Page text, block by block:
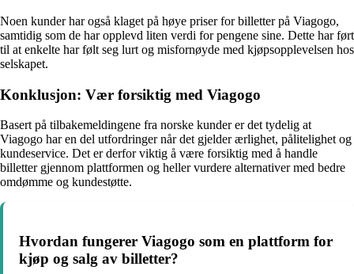
Noen kunder har også klaget på høye priser for billetter på Viagogo,
samtidig som de har opplevd liten verdi for pengene sine. Dette har ført
til at enkelte har følt seg lurt og misfornøyde med kjøpsopplevelsen hos
selskapet.
Konklusjon: Vær forsiktig med Viagogo
Basert på tilbakemeldingene fra norske kunder er det tydelig at
Viagogo har en del utfordringer når det gjelder ærlighet, pålitelighet og
kundeservice. Det er derfor viktig å være forsiktig med å handle
billetter gjennom plattformen og heller vurdere alternativer med bedre
omdømme og kundestøtte.
Hvordan fungerer Viagogo som en plattform for
kjøp og salg av billetter?